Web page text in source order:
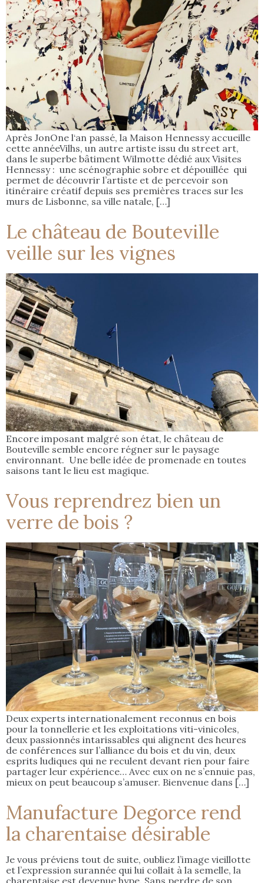
Après JonOne l‘an passé, la Maison Hennessy accueille
cette annéeVilhs, un autre artiste issu du street art,
dans le superbe bâtiment Wilmotte dédié aux Visites
Hennessy : une scénographie sobre et dépouillée qui
permet de découvrir l’artiste et de percevoir son
itinéraire créatif depuis ses premières traces sur les
murs de Lisbonne, sa ville natale, […]
Le château de Bouteville
veille sur les vignes
Encore imposant malgré son état, le château de
Bouteville semble encore régner sur le paysage
environnant. Une belle idée de promenade en toutes
saisons tant le lieu est magique.
Vous reprendrez bien un
verre de bois ?
Deux experts internationalement reconnus en bois
pour la tonnellerie et les exploitations viti-vinicoles,
deux passionnés intarissables qui alignent des heures
de conférences sur l’alliance du bois et du vin, deux
esprits ludiques qui ne reculent devant rien pour faire
partager leur expérience… Avec eux on ne s’ennuie pas,
mieux on peut beaucoup s’amuser. Bienvenue dans […]
Manufacture Degorce rend
la charentaise désirable
Je vous préviens tout de suite, oubliez l’image vieillotte
et l’expression surannée qui lui collait à la semelle, la